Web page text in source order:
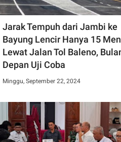
Jarak Tempuh dari Jambi ke
Bayung Lencir Hanya 15
Lewat Jalan Tol Baleno,
Depan Uji Coba
Minggu, September 22, 2024